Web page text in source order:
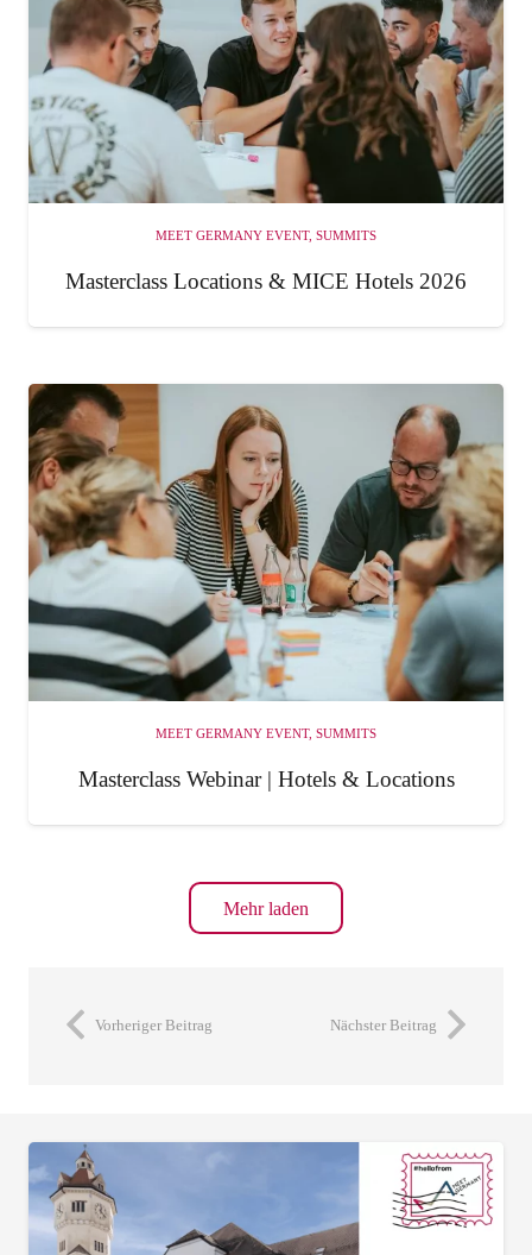
MEET GERMANY EVENT, SUMMITS
Masterclass Locations & MICE Hotels 2026
MEET GERMANY EVENT, SUMMITS
Masterclass Webinar | Hotels & Locations
Mehr laden
Vorheriger Beitrag Nächster Beitrag